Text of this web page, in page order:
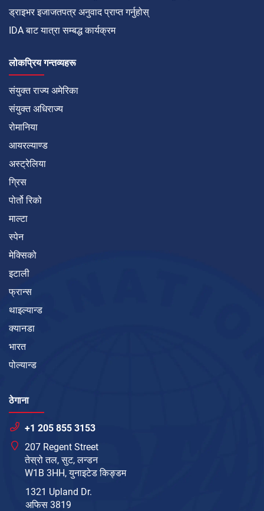
ड्राइभर इजाजतपत्र अनुवाद प्राप्त गर्नुहोस्
IDA बाट यात्रा सम्बद्ध कार्यक्रम
लोकप्रिय गन्तव्यहरू
संयुक्त राज्य अमेरिका
संयुक्त अधिराज्य
रोमानिया
आयरल्याण्ड
अस्ट्रेलिया
ग्रिस
पोर्तो रिको
माल्टा
स्पेन
मेक्सिको
इटाली
फ्रान्स
थाइल्यान्ड
क्यानडा
भारत
पोल्यान्ड
ठेगाना
+1 205 855 3153
207 Regent Street
तेस्रो तल, सुट, लन्डन
W1B 3HH, युनाइटेड किङ्डम
1321 Upland Dr.
अफिस 3819